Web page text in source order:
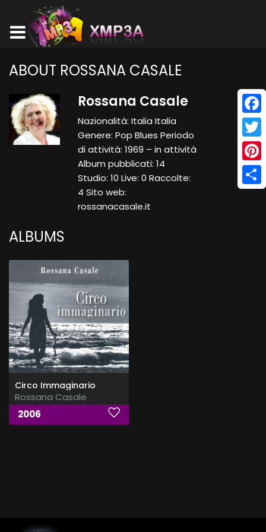
ABOUT ROSSANA CASALE
Rossana Casale
Nazionalità: Italia Italia
Genere: Pop Blues Periodo
di attività: 1969 – in attività
Album pubblicati: 14
Studio: 10 Live: 0 Raccolte:
4 Sito web:
rossanacasale.it
ALBUMS
Circo Immaginario
Rossana Casale
2006